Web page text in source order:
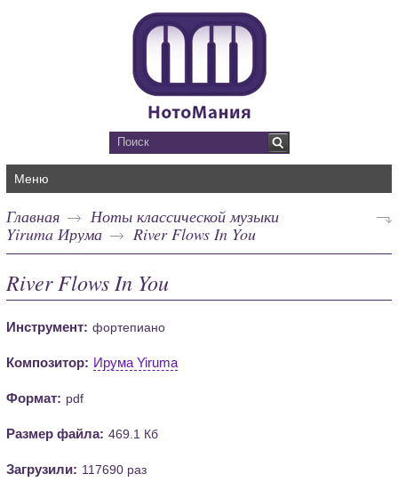
Меню
Главная
Ноты классической музыки
Yiruma Ирума
River Flows In You
River Flows In You
Инструмент: фортепиано
Композитор: Ирума Yiruma
Формат: pdf
Размер файла: 469.1 Кб
Загрузили: 117690 раз